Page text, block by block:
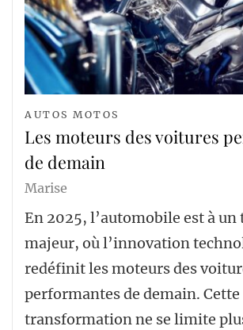
AUTOS MOTOS
Les moteurs des voitures
de demain
Marise
En 2025, l’automobile est à
majeur, où l’innovation
redéfinit les moteurs des
performantes de demain. Cette
transformation ne se limite